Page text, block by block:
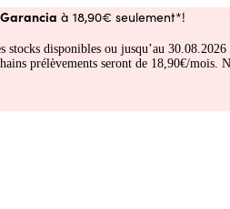
à 18,90€ seulement*!
disponibles ou jusqu’au
prélèvements seront de 18,90€/mois.